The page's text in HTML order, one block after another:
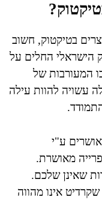
בטיקטוק, חשוב
הישראלי החלים על
המעורבות של
עשויה להוות עילה
ע"י
מאושרת.
שאינן שלכם.
אינו מהווה